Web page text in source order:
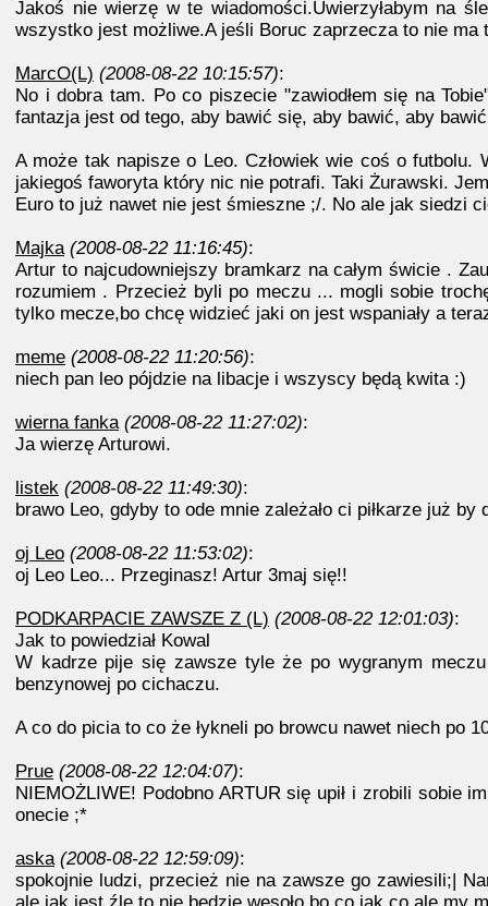
Jakoś nie wierzę w te wiadomości.Uwierzyłabym na
wszystko jest możliwe.A jeśli Boruc zaprzecza to nie ma
MarcO(L) (2008-08-22 10:15:57):
No i dobra tam. Po co piszecie "zawiodłem się na
fantazja jest od tego, aby bawić się, aby bawić, aby
A może tak napisze o Leo. Człowiek wie coś o
jakiegoś faworyta który nic nie potrafi. Taki Żurawski.
Euro to już nawet nie jest śmieszne ;/. No ale jak siedzi
Majka (2008-08-22 11:16:45):
Artur to najcudowniejszy bramkarz na całym świcie .
rozumiem . Przecież byli po meczu ... mogli sobie
tylko mecze,bo chcę widzieć jaki on jest wspaniały a
meme (2008-08-22 11:20:56):
niech pan leo pójdzie na libacje i wszyscy będą kwita :)
wierna fanka (2008-08-22 11:27:02):
Ja wierzę Arturowi.
listek (2008-08-22 11:49:30):
brawo Leo, gdyby to ode mnie zależało ci piłkarze już by
oj Leo (2008-08-22 11:53:02):
oj Leo Leo... Przeginasz! Artur 3maj się!!
PODKARPACIE ZAWSZE Z (L) (2008-08-22 12:01:03):
Jak to powiedział Kowal
W kadrze pije się zawsze tyle że po wygranym
benzynowej po cichaczu.
A co do picia to co że łykneli po browcu nawet niech po
Prue (2008-08-22 12:04:07):
NIEMOŻLIWE! Podobno ARTUR się upił i zrobili sobie
onecie ;*
aska (2008-08-22 12:59:09):
spokojnie ludzi, przecież nie na zawsze go zawiesili;|